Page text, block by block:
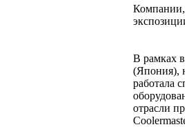
Компании,
В рамках
(Япония),
работала
отрасли